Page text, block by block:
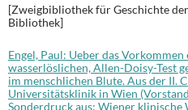
[Zweigbibliothek für Geschichte
Bibliothek]
Engel, Paul: Ueber das Vorkommen
wasserlöslichen, Allen-Doisy-Test
im menschlichen Blute. Aus der II.
Universitätsklinik in Wien
Sonderdruck aus: Wiener